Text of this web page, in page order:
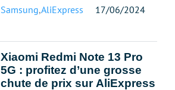
Samsung,AliExpress 17/06/2024
Xiaomi Redmi Note 13 Pro
5G : profitez d’une grosse
chute de prix sur AliExpress